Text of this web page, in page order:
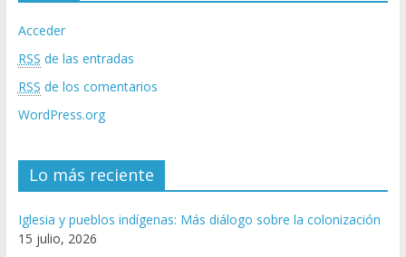
Acceder
RSS de las entradas
RSS de los comentarios
WordPress.org
Lo más reciente
Iglesia y pueblos indígenas: Más diálogo sobre la colonización
15 julio, 2026